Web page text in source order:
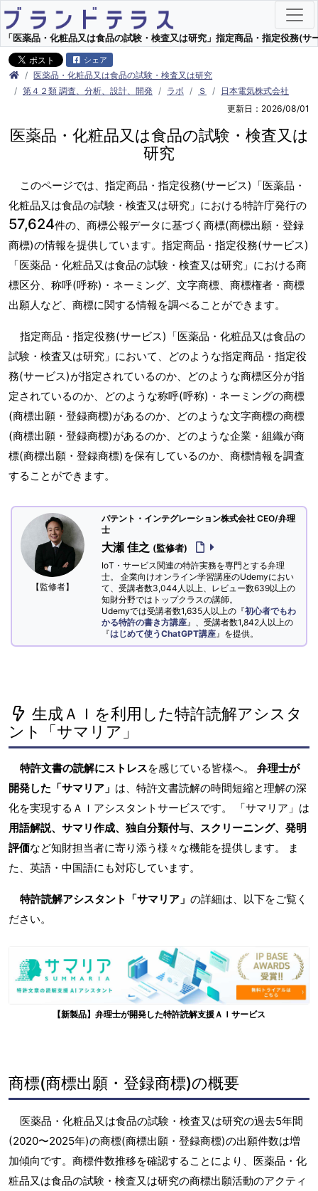
「医薬品・化粧品又は食品の試験・検査又は研究」指定商品・指定役務(
シェア
医薬品・化粧品又は食品の試験・検査又は研究
第４２類 調査、分析、設計、開発
ラボ Ｓ
日本電気株式会社
更新日：2026/08/01
医薬品・化粧品又は食品の試験・検査又は
研究
このページでは、指定商品・指定役務(サービス)「医薬品・
化粧品又は食品の試験・検査又は研究」における特許庁発行の
57,624件の、商標公報データに基づく商標(商標出願・登録
商標)の情報を提供しています。指定商品・指定役務(サービス)
「医薬品・化粧品又は食品の試験・検査又は研究」における商
標区分、称呼(呼称)・ネーミング、文字商標、商標権者・商標
出願人など、商標に関する情報を調べることができます。
指定商品・指定役務(サービス)「医薬品・化粧品又は食品の
試験・検査又は研究」において、どのような指定商品・指定役
務(サービス)が指定されているのか、どのような商標区分が指
定されているのか、どのような称呼(呼称)・ネーミングの商標
(商標出願・登録商標)があるのか、どのような文字商標の商標
(商標出願・登録商標)があるのか、どのような企業・組織が商
標(商標出願・登録商標)を保有しているのか、商標情報を調査
することができます。
【監修者】
パテント・インテグレーション株式会社 CEO/弁理
士
大瀬 佳之 (監修者)
IoT・サービス関連の特許実務を専門とする弁理
士。 企業向けオンライン学習講座のUdemyにおい
て、受講者数3,044人以上、レビュー数639以上の
知財分野ではトップクラスの講師。
Udemyでは受講者数1,635人以上の『初心者でもわ
かる特許の書き方講座 』、受講者数1,842人以上の
『はじめて使うChatGPT講座 』を提供。
生成ＡＩを利用した特許読解アシスタ
ント「サマリア」
特許文書の読解にストレスを感じている皆様へ。 弁理士が
開発した「サマリア」 は、特許文書読解の時間短縮と理解の深
化を実現するＡＩアシスタントサービスです。 「サマリア」は
用語解説、サマリ作成、独自分類付与、スクリーニング、発明
評価など知財担当者に寄り添う様々な機能を提供します。 ま
た、英語・中国語にも対応しています。
特許読解アシスタント「サマリア」 の詳細は、以下をご覧く
ださい。
【新製品】弁理士が開発した特許読解支援ＡＩサービス
商標(商標出願・登録商標)の概要
医薬品・化粧品又は食品の試験・検査又は研究の過去5年間
(2020〜2025年)の商標(商標出願・登録商標)の出願件数は増
加傾向です。商標件数推移を確認することにより、医薬品・化
粧品又は食品の試験・検査又は研究の商標出願活動のアクティ